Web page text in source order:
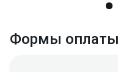
Формы оплаты